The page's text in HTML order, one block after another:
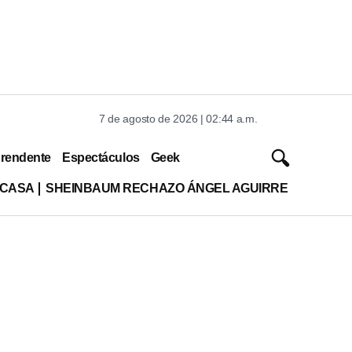
7 de agosto de 2026 | 02:44 a.m.
Espectáculos Geek
SHEINBAUM RECHAZO ÁNGEL AGUIRRE